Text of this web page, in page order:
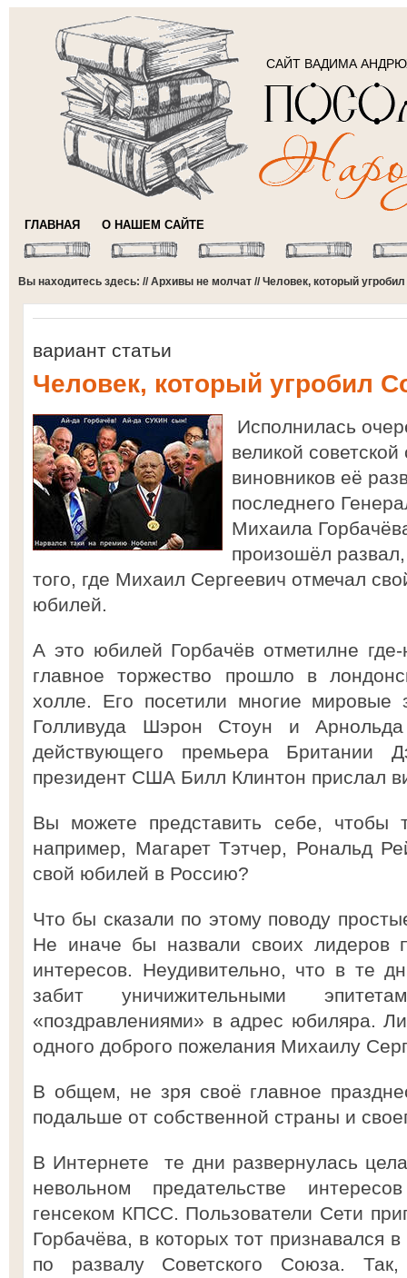
САЙТ ВАДИМА
ГЛАВНАЯ О НАШЕМ САЙТЕ
Вы находитесь здесь: //Архивы не молчат // Человек, который
вариант статьи
Человек, который угробил
Исполнилась
великой
виновников её
последнего
Михаила
произошёл
того, где Михаил Сергеевич отмечал
юбилей.
А это юбилей Горбачёв отметилне
главное торжество прошло в
холле. Его посетили многие мировые
Голливуда Шэрон Стоун и
действующего премьера Британии
президент США Билл Клинтон прислал
Вы можете представить себе,
например, Магарет Тэтчер, Рональд
свой юбилей в Россию?
Что бы сказали по этому поводу
Не иначе бы назвали своих лидеров
интересов. Неудивительно, что в те
забит уничижительными
«поздравлениями» в адрес юбиляра.
одного доброго пожелания Михаилу
В общем, не зря своё главное
подальше от собственной страны и
В Интернете те дни развернулась
невольном предательстве
генсеком КПСС. Пользователи Сети
Горбачёва, в которых тот признавался
по развалу Советского Союза. Так,